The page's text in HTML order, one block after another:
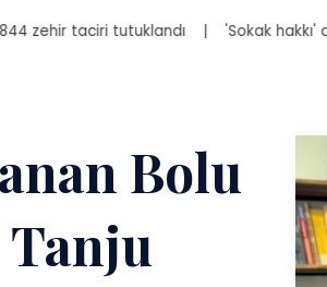
taciri tutuklandı | 'Sokak hakkı' adı
Bolu
Tanju